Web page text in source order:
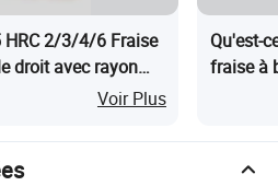
2/3/4/6 Fraise
droit avec rayon
Machine outil en
Voir Plus
Qu'est-
fraise à